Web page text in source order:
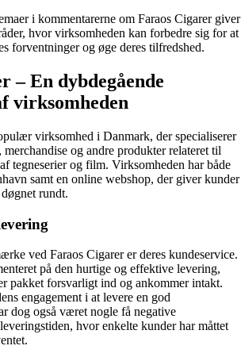
i kommentarerne om Faraos Cigarer giver
hvor virksomheden kan forbedre sig for at
forventninger og øge deres tilfredshed.
– En dybdegående
virksomheden
virksomhed i Danmark, der specialiserer
merchandise og andre produkter relateret til
tegneserier og film. Virksomheden har både
samt en online webshop, der giver kunder
rundt.
ved Faraos Cigarer er deres kundeservice.
på den hurtige og effektive levering,
pakket forsvarligt ind og ankommer intakt.
engagement i at levere en god
dog også været nogle få negative
hvor enkelte kunder har måttet